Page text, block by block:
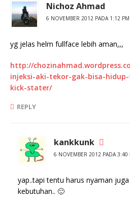
Nichoz Ahmad
6 NOVEMBER 2012 PADA 1:12 PM
yg jelas helm fullface lebih aman,,,
http://
injeksi-aki-tekor-gak-bisa-
kick-stater/
REPLY
kankkunk
6 NOVEMBER 2012 PADA 3:40
yap..tapi tentu harus nyaman
kebutuhan.. 🙂